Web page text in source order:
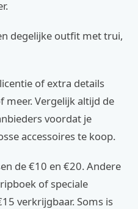
degelijke outfit met trui,
of extra details
Vergelijk altijd de
voordat je
accessoires te koop.
de €10 en €20. Andere
of speciale
verkrijgbaar. Soms is